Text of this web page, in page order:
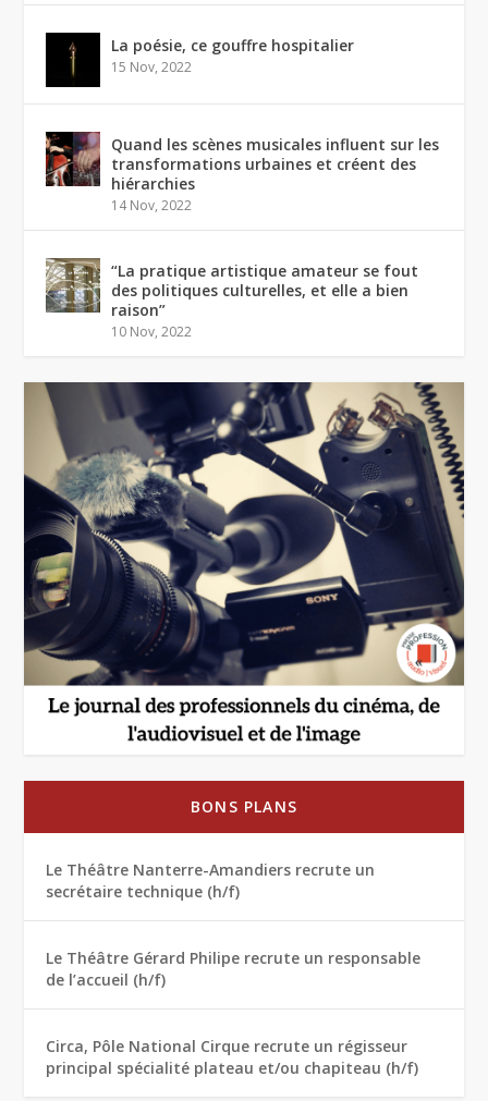
La poésie, ce gouffre hospitalier
15 Nov, 2022
Quand les scènes musicales influent sur les
transformations urbaines et créent des
hiérarchies
14 Nov, 2022
“La pratique artistique amateur se fout
des politiques culturelles, et elle a bien
raison”
10 Nov, 2022
BONS PLANS
Le Théâtre Nanterre-Amandiers recrute un
secrétaire technique (h/f)
Le Théâtre Gérard Philipe recrute un responsable
de l’accueil (h/f)
Circa, Pôle National Cirque recrute un régisseur
principal spécialité plateau et/ou chapiteau (h/f)